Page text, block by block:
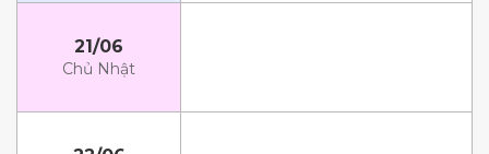
21/06
Chủ Nhật